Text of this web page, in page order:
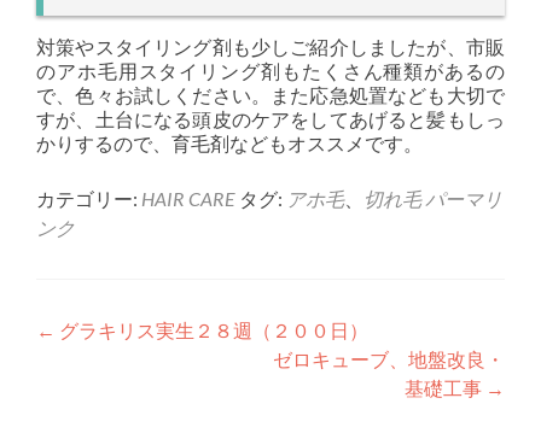
対策やスタイリング剤も少しご紹介しましたが、市販
のアホ毛用スタイリング剤もたくさん種類があるの
で、色々お試しください。また応急処置なども大切で
すが、土台になる頭皮のケアをしてあげると髪もしっ
かりするので、育毛剤などもオススメです。
カテゴリー: HAIR CARE タグ: アホ毛、 切れ毛 パーマリ
ンク
投
← グラキリス実生２８週（２００日）
ゼロキューブ、地盤改良・
基礎工事 →